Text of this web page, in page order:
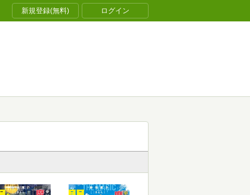
新規登録(無料) ログイン